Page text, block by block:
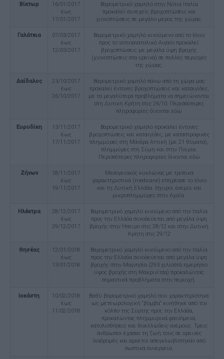
Βίκτωρ
16/01/2017
έως
17/01/2017
Βαρομετρικό χαμηλό στην Νότια Ιταλία
προκαλεί συνεχείς βροχοπτώσεις και
χιονοπτώσεις σε μεγάλο μέρος της χώρας.
Γαλάτεια
07/03/2017
έως
12/03/2017
Βαρομετρικό χαμηλό κινούμενο από το Ιόνιο
προς το νοτιοανατολικό Αιγαίο προκαλεί
βροχοπτώσεις με μεγάλα ύψη βροχής
(χιονοπτώσεις στα ορεινά) σε πολλές περιοχές
της χώρας.
Δαίδαλος
23/10/2017
έως
26/10/2017
Βαρομετρικό χαμηλό πάνω από τη χώρα μας
προκαλεί έντονες βροχοπτώσεις και καταιγίδες,
με τα μεγαλύτερα προβλήματα να σημειώνονται
στη Δυτική Κρήτη στις 26/10. Περισσότερες
πληροφορίες δίνονται εδώ
Ευρυδίκη
13/11/2017
έως
17/11/2017
Βαρομετρικό χαμηλό προκαλεί έντονες
βροχοπτώσεις και καταιγίδες, με καταστροφικές
πλημμύρες στη Μάνδρα Αττική (με 21 θύματα),
πλημμύρες στη Σύμη και στην Πιερία.
Περισσότερες πληροφορίες δίνονται εδώ
Ζήνων
18/11/2017
έως
19/11/2017
Μεσογειακός κυκλώνας με τροπικά
χαρακτηριστικά (medicane) επηρέασε το Ιόνιο
και τη Δυτική Ελλάδα. Ισχυροί άνεμοι και
μικροπλημμύρες στην Αχαΐα.
Ηλέκτρα
28/12/2017
έως
29/12/2017
Βαρομετρικό χαμηλό κινούμενο από την Ιταλία
προς την Ελλάδα συνοδεύεται από μεγάλα ύψη
βροχής στην Ήπειρο στις 28/12 και στην Δυτική
Κρήτη στις 29/12
Θησέας
12/01/2018
έως
13/01/2018
Βαρομετρικό χαμηλό κινούμενο από την Ιταλία
προς την Ελλάδα συνοδεύεται από μεγάλα ύψη
βροχής στην Μαγνησία (293 χιλιοστά ημερήσιο
ύψος βροχής στη Μακρινίτσα) προκαλώντας
σημαντικά προβλήματα στην περιοχή.
Ιοκάστη
10/02/2018
έως
11/02/2018
Βαθύ βαρομετρικό χαμηλό που χαρακτηρίστηκε
ως μετεωρολογική “βόμβα” κινήθηκε από τον
κόλπο της Σύρτης προς την Ελλάδα,
προκαλώντας πλημμυρικά φαινόμενα,
κατολισθήσεις και θυελλώδεις ανέμους. Τρεις
άνθρωποι έχασαν τη ζωή τους σε ορεινές
διαδρομές και αρκετοί απεγκλωβίστηκαν από
σωστικά συνεργεία.